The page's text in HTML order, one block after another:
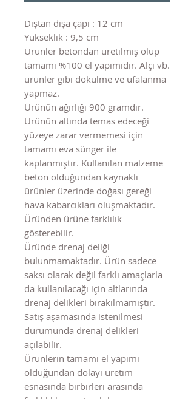
Dıştan dışa çapı : 12 cm
Yükseklik : 9,5 cm
Ürünler betondan üretilmiş olup
tamamı %100 el yapımıdır. Alçı vb.
ürünler gibi dökülme ve ufalanma
yapmaz.
Ürünün ağırlığı 900 gramdır.
Ürünün altında temas edeceği
yüzeye zarar vermemesi için
tamamı eva sünger ile
kaplanmıştır. Kullanılan malzeme
beton olduğundan kaynaklı
ürünler üzerinde doğası gereği
hava kabarcıkları oluşmaktadır.
Üründen ürüne farklılık
gösterebilir.
Üründe drenaj deliği
bulunmamaktadır. Ürün sadece
saksı olarak değil farklı amaçlarla
da kullanılacağı için altlarında
drenaj delikleri bırakılmamıştır.
Satış aşamasında istenilmesi
durumunda drenaj delikleri
açılabilir.
Ürünlerin tamamı el yapımı
olduğundan dolayı üretim
esnasında birbirleri arasında